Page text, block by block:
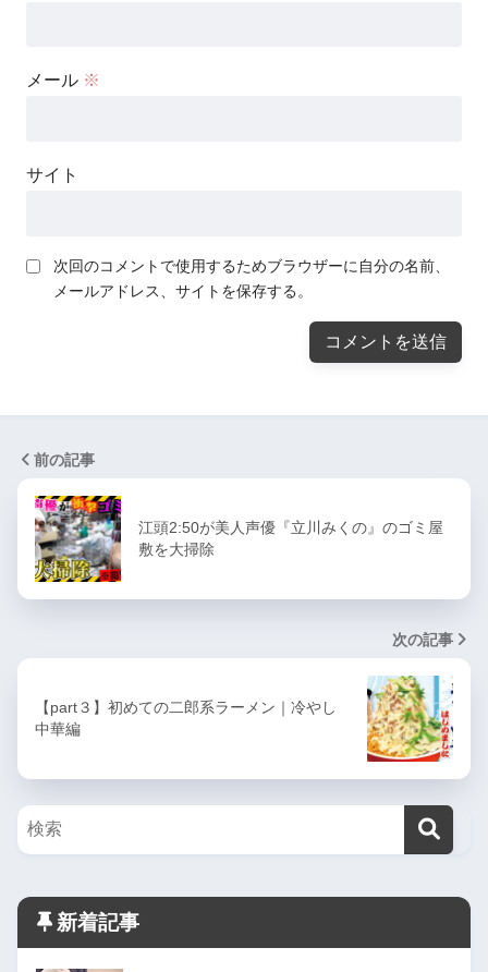
メール ※
サイト
次回のコメントで使用するためブラウザーに自分の名前、
メールアドレス、サイトを保存する。
前の記事
江頭2:50が美人声優『立川みくの』のゴミ屋
敷を大掃除
次の記事
【part３】初めての二郎系ラーメン｜冷やし
中華編
新着記事